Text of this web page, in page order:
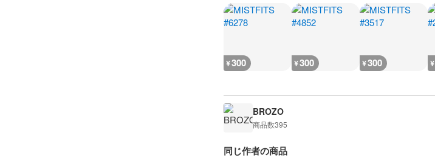
¥300 ¥300 ¥300 ¥
BROZO
商品数395
同じ作者の商品